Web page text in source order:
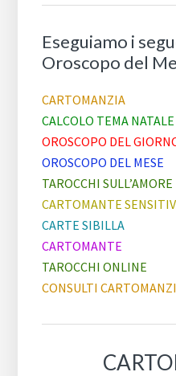
Eseguiamo i
Oroscopo del
CARTOMANZIA
CALCOLO TEMA NATALE
OROSCOPO DEL
OROSCOPO DEL MESE
TAROCCHI SULL’AMORE
CARTOMANTE
CARTE SIBILLA
CARTOMANTE
TAROCCHI ONLINE
CONSULTI